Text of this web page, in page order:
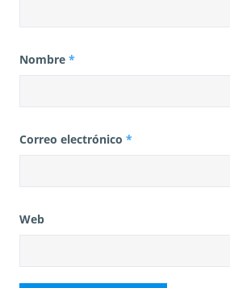
Nombre *
Correo electrónico *
Web